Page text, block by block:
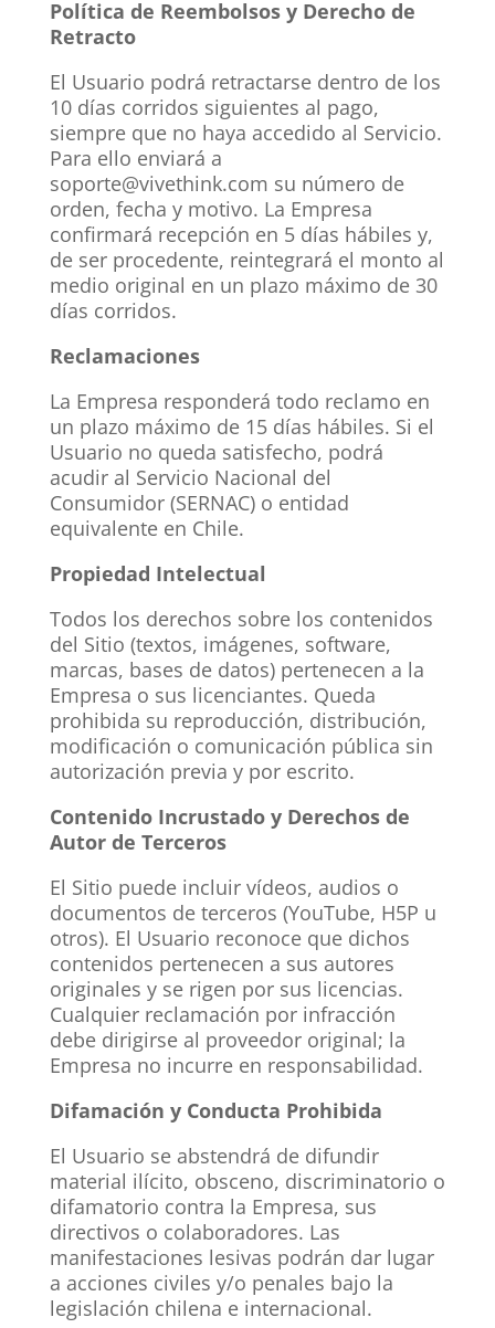
Política de Reembolsos y Derecho de
Retracto
El Usuario podrá retractarse dentro de los
10 días corridos siguientes al pago,
siempre que no haya accedido al Servicio.
Para ello enviará a
soporte@vivethink.com su número de
orden, fecha y motivo. La Empresa
confirmará recepción en 5 días hábiles y,
de ser procedente, reintegrará el monto al
medio original en un plazo máximo de 30
días corridos.
Reclamaciones
La Empresa responderá todo reclamo en
un plazo máximo de 15 días hábiles. Si el
Usuario no queda satisfecho, podrá
acudir al Servicio Nacional del
Consumidor (SERNAC) o entidad
equivalente en Chile.
Propiedad Intelectual
Todos los derechos sobre los contenidos
del Sitio (textos, imágenes, software,
marcas, bases de datos) pertenecen a la
Empresa o sus licenciantes. Queda
prohibida su reproducción, distribución,
modificación o comunicación pública sin
autorización previa y por escrito.
Contenido Incrustado y Derechos de
Autor de Terceros
El Sitio puede incluir vídeos, audios o
documentos de terceros (YouTube, H5P u
otros). El Usuario reconoce que dichos
contenidos pertenecen a sus autores
originales y se rigen por sus licencias.
Cualquier reclamación por infracción
debe dirigirse al proveedor original; la
Empresa no incurre en responsabilidad.
Difamación y Conducta Prohibida
El Usuario se abstendrá de difundir
material ilícito, obsceno, discriminatorio o
difamatorio contra la Empresa, sus
directivos o colaboradores. Las
manifestaciones lesivas podrán dar lugar
a acciones civiles y/o penales bajo la
legislación chilena e internacional.